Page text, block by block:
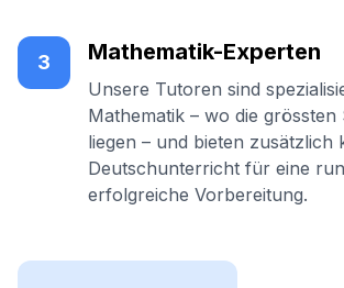
3 Mathematik-Experten
Unsere Tutoren sind
Mathematik – wo die grössten
liegen – und bieten zusätzlich
Deutschunterricht für eine
erfolgreiche Vorbereitung.